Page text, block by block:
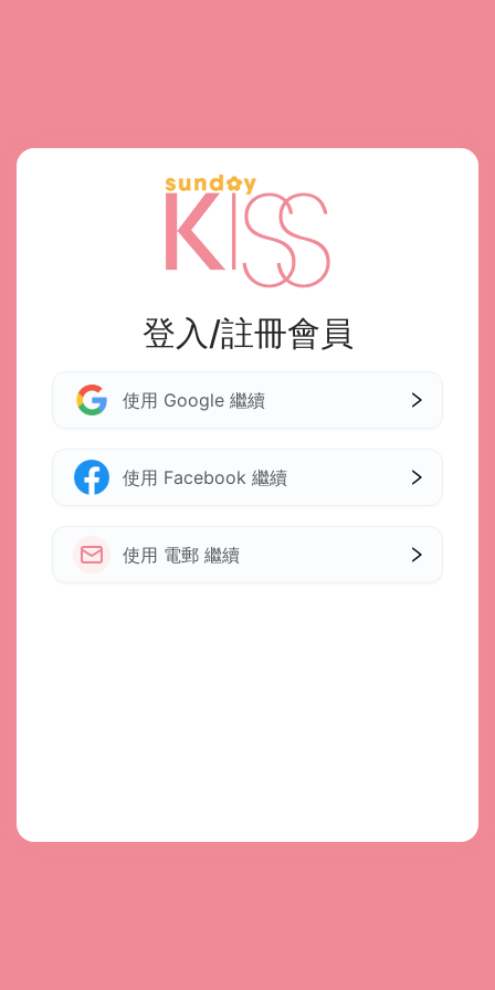
登入/註冊會員
使用 Google 繼續
使用 Facebook 繼續
使用 電郵 繼續